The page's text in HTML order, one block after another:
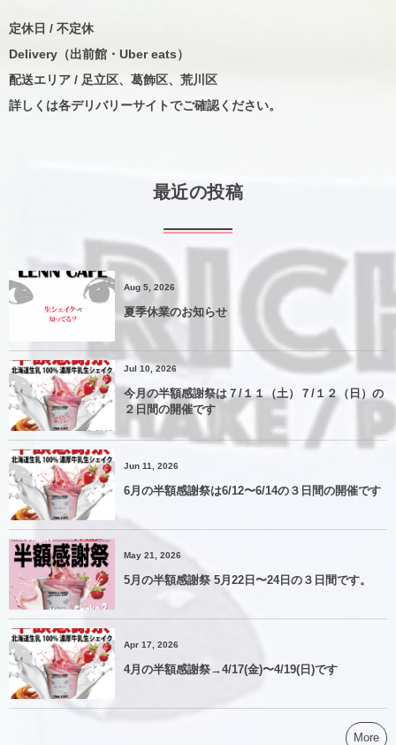
定休日 / 不定休
Delivery（出前館・Uber eats）
配送エリア / 足立区、葛飾区、荒川区
詳しくは各デリバリーサイトでご確認ください。
最近の投稿
Aug 5, 2026
夏季休業のお知らせ
Jul 10, 2026
今月の半額感謝祭は７/１１（土）７/１２（日）の
２日間の開催です
Jun 11, 2026
6月の半額感謝祭は6/12〜6/14の３日間の開催です
May 21, 2026
5月の半額感謝祭 5月22日〜24日の３日間です。
Apr 17, 2026
4月の半額感謝祭→4/17(金)〜4/19(日)です
More